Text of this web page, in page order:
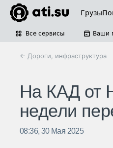
Грузы
Все сервисы Ваши
← Дороги, инфраструктура
На КАД от
недели
08:36, 30 Мая 2025